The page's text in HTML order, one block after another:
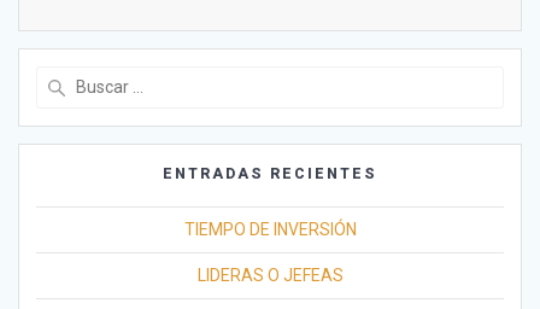
ENTRADAS RECIENTES
TIEMPO DE INVERSIÓN
LIDERAS O JEFEAS